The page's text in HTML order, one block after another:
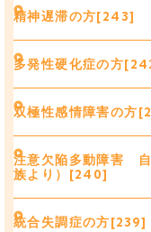
精神遅滞の方[243]
多発性硬化症の方
双極性感情障害の方
注意欠陥多動障害
族より）[240]
統合失調症の方[239]